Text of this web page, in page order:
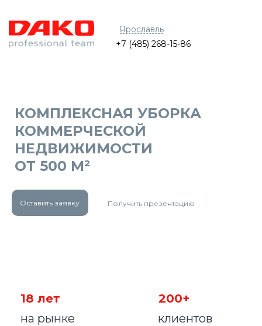
Ярославль
+7 (485) 268-15-86
КОМПЛЕКСНАЯ УБОРКА
КОММЕРЧЕСКОЙ
НЕДВИЖИМОСТИ
ОТ 500 М²
Оставить заявку Получить презентацию
18 лет
на рынке
200+
клиентов